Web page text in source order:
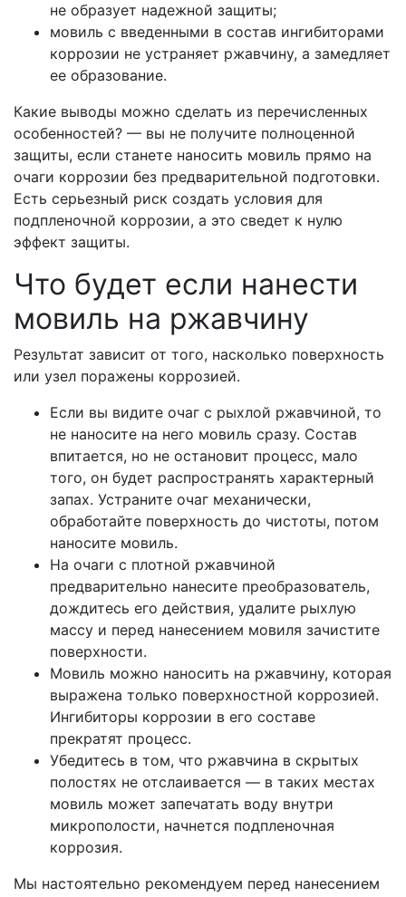
не образует надежной защиты;
мовиль с введенными в состав ингибиторами
коррозии не устраняет ржавчину, а замедляет
ее образование.
Какие выводы можно сделать из перечисленных
особенностей? — вы не получите полноценной
защиты, если станете наносить мовиль прямо на
очаги коррозии без предварительной подготовки.
Есть серьезный риск создать условия для
подпленочной коррозии, а это сведет к нулю
эффект защиты.
Что будет если нанести
мовиль на ржавчину
Результат зависит от того, насколько поверхность
или узел поражены коррозией.
Если вы видите очаг с рыхлой ржавчиной, то
не наносите на него мовиль сразу. Состав
впитается, но не остановит процесс, мало
того, он будет распространять характерный
запах. Устраните очаг механически,
обработайте поверхность до чистоты, потом
наносите мовиль.
На очаги с плотной ржавчиной
предварительно нанесите преобразователь,
дождитесь его действия, удалите рыхлую
массу и перед нанесением мовиля зачистите
поверхности.
Мовиль можно наносить на ржавчину, которая
выражена только поверхностной коррозией.
Ингибиторы коррозии в его составе
прекратят процесс.
Убедитесь в том, что ржавчина в скрытых
полостях не отслаивается — в таких местах
мовиль может запечатать воду внутри
микрополости, начнется подпленочная
коррозия.
Мы настоятельно рекомендуем перед нанесением